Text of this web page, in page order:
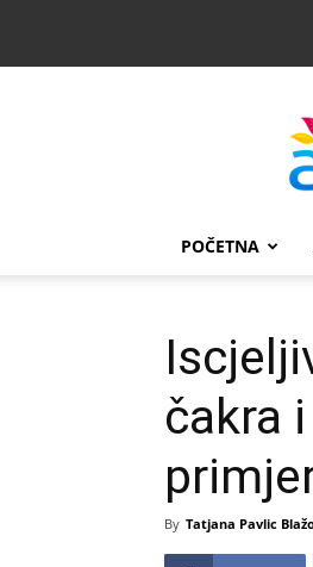
POČETNA
čakra
By Tatjana Pavlic